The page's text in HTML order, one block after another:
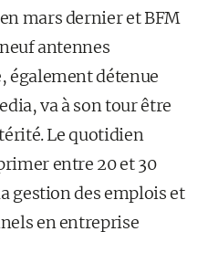
mars dernier et BFM
antennes
également détenue
va à son tour être
Le quotidien
entre 20 et 30
gestion des emplois et
en entreprise